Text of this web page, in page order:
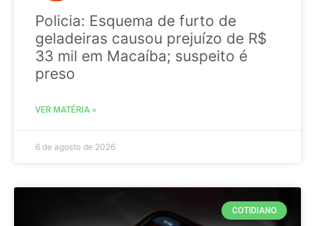
Policia: Esquema de furto de
geladeiras causou prejuízo de R$
33 mil em Macaíba; suspeito é
preso
VER MATÉRIA »
6 de agosto de 2026
COTIDIANO